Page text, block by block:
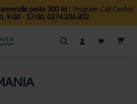
peste 300 lei| Program Call Center:
9:00 - 17:00, 0374.336.802
Cautare